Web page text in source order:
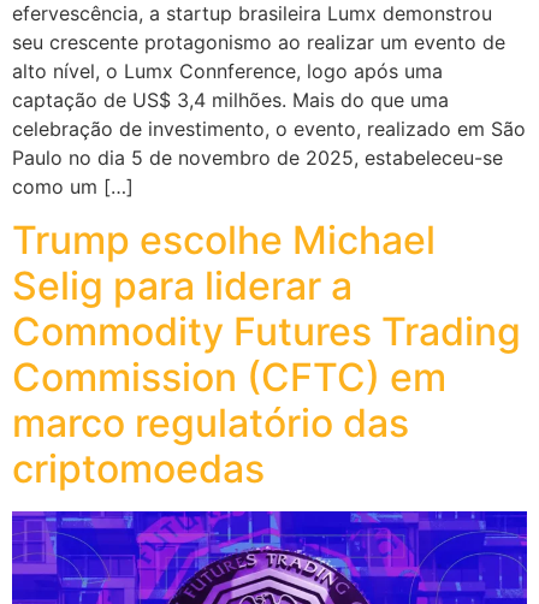
efervescência, a startup brasileira Lumx demonstrou
seu crescente protagonismo ao realizar um evento de
alto nível, o Lumx Connference, logo após uma
captação de US$ 3,4 milhões. Mais do que uma
celebração de investimento, o evento, realizado em São
Paulo no dia 5 de novembro de 2025, estabeleceu-se
como um […]
Trump escolhe Michael
Selig para liderar a
Commodity Futures Trading
Commission (CFTC) em
marco regulatório das
criptomoedas